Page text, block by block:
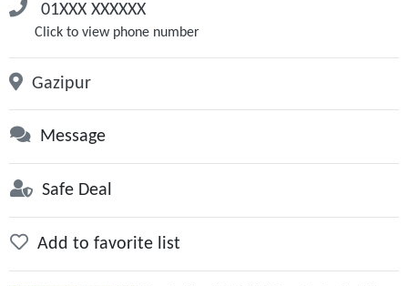
01XXX XXXXXX
Click to view phone number
Gazipur
Message
Safe Deal
Add to favorite list